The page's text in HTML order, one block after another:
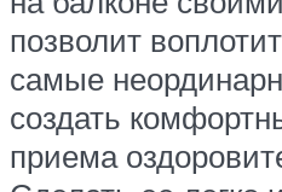
позволит
самые
создать
приема